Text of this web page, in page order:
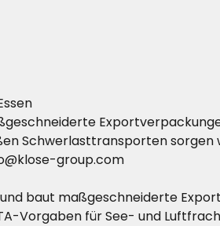
Schwerlasttransporten
group.com
baut maßgeschneiderte
Vorgaben für See- und